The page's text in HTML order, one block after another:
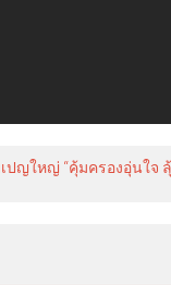
ญใหญ่ “คุ้มครองอุ่นใ